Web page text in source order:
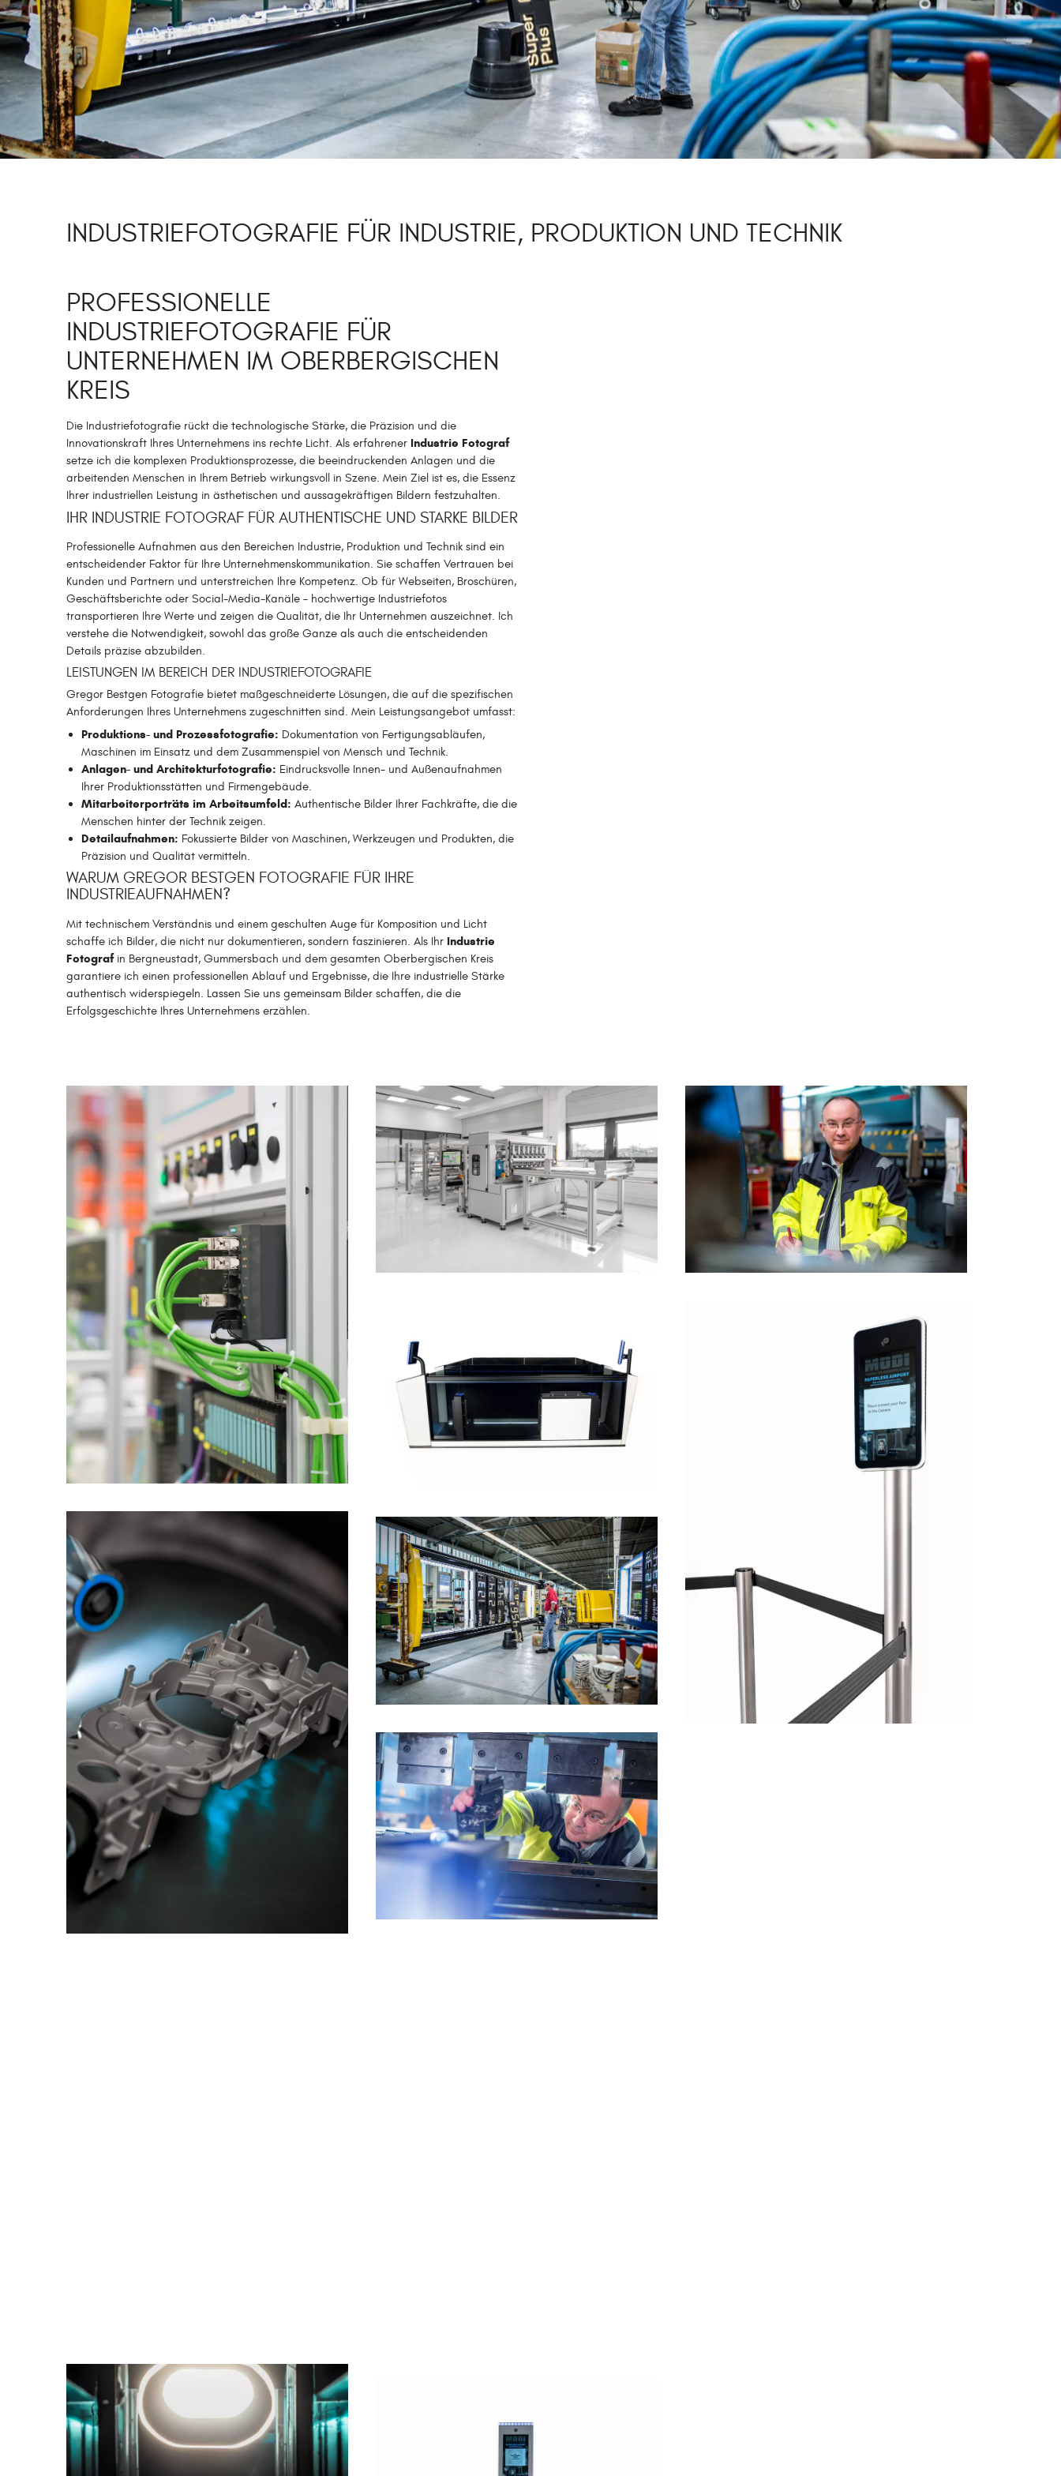
INDUSTRIEFOTOGRAFIE FÜR INDUSTRIE, PRODUKTION UND TECHNIK
PROFESSIONELLE
INDUSTRIEFOTOGRAFIE FÜR
UNTERNEHMEN IM OBERBERGISCHEN
KREIS
Die Industriefotografie rückt die technologische Stärke, die Präzision und die
Innovationskraft Ihres Unternehmens ins rechte Licht. Als erfahrener Industrie Fotograf
setze ich die komplexen Produktionsprozesse, die beeindruckenden Anlagen und die
arbeitenden Menschen in Ihrem Betrieb wirkungsvoll in Szene. Mein Ziel ist es, die Essenz
Ihrer industriellen Leistung in ästhetischen und aussagekräftigen Bildern festzuhalten.
IHR INDUSTRIE FOTOGRAF FÜR AUTHENTISCHE UND STARKE BILDER
Professionelle Aufnahmen aus den Bereichen Industrie, Produktion und Technik sind ein
entscheidender Faktor für Ihre Unternehmenskommunikation. Sie schaffen Vertrauen bei
Kunden und Partnern und unterstreichen Ihre Kompetenz. Ob für Webseiten, Broschüren,
Geschäftsberichte oder Social-Media-Kanäle – hochwertige Industriefotos
transportieren Ihre Werte und zeigen die Qualität, die Ihr Unternehmen auszeichnet. Ich
verstehe die Notwendigkeit, sowohl das große Ganze als auch die entscheidenden
Details präzise abzubilden.
LEISTUNGEN IM BEREICH DER INDUSTRIEFOTOGRAFIE
Gregor Bestgen Fotografie bietet maßgeschneiderte Lösungen, die auf die spezifischen
Anforderungen Ihres Unternehmens zugeschnitten sind. Mein Leistungsangebot umfasst:
Produktions- und Prozessfotografie: Dokumentation von Fertigungsabläufen,
Maschinen im Einsatz und dem Zusammenspiel von Mensch und Technik.
Anlagen- und Architekturfotografie: Eindrucksvolle Innen- und Außenaufnahmen
Ihrer Produktionsstätten und Firmengebäude.
Mitarbeiterporträts im Arbeitsumfeld: Authentische Bilder Ihrer Fachkräfte, die die
Menschen hinter der Technik zeigen.
Detailaufnahmen: Fokussierte Bilder von Maschinen, Werkzeugen und Produkten, die
Präzision und Qualität vermitteln.
WARUM GREGOR BESTGEN FOTOGRAFIE FÜR IHRE
INDUSTRIEAUFNAHMEN?
Mit technischem Verständnis und einem geschulten Auge für Komposition und Licht
schaffe ich Bilder, die nicht nur dokumentieren, sondern faszinieren. Als Ihr Industrie
Fotografin Bergneustadt, Gummersbach und dem gesamten Oberbergischen Kreis
garantiere ich einen professionellen Ablauf und Ergebnisse, die Ihre industrielle Stärke
authentisch widerspiegeln. Lassen Sie uns gemeinsam Bilder schaffen, die die
Erfolgsgeschichte Ihres Unternehmens erzählen.